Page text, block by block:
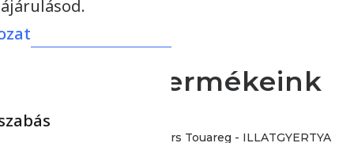
További termékeink
Baobab Collection Feathers Touareg - ILLATGYERTYA